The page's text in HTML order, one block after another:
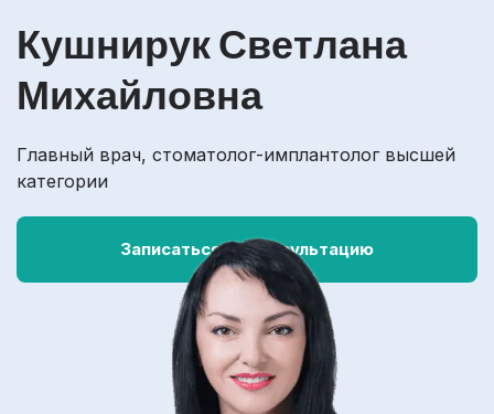
Кушнирук Светлана
Михайловна
Главный врач, стоматолог-имплантолог высшей
категории
Записаться на консультацию